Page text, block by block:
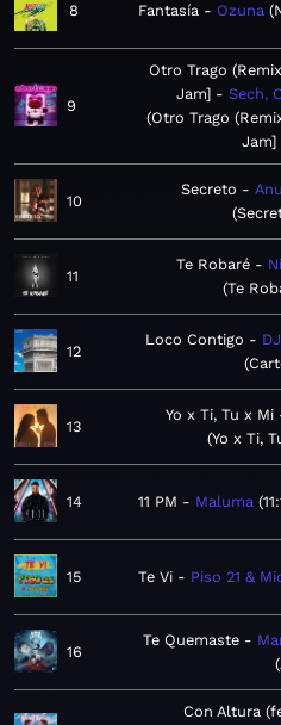
8 Fantasía Ozuna
9
Otro Trago
Jam]
Sech,
Otro Trago
Jam]
10
Secreto
11
Te Robaré
Te
12
Loco Contigo
13
Yo x Ti, Tu x Mi
Yo x Ti,
14 11 PM Maluma
15 Te Vi Piso 21 &
16
Te Quemaste
Con Altura